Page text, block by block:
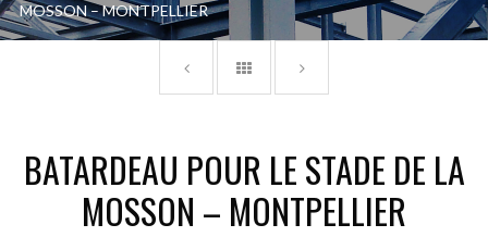
MOSSON – MONTPELLIER
BATARDEAU POUR LE STADE DE LA
MOSSON – MONTPELLIER